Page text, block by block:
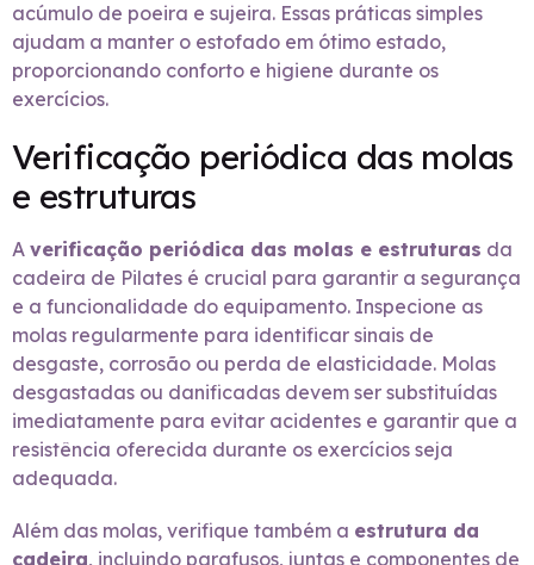
acúmulo de poeira e sujeira. Essas práticas simples
ajudam a manter o estofado em ótimo estado,
proporcionando conforto e higiene durante os
exercícios.
Verificação periódica das molas
e estruturas
A verificação periódica das molas e estruturas da
cadeira de Pilates é crucial para garantir a segurança
e a funcionalidade do equipamento. Inspecione as
molas regularmente para identificar sinais de
desgaste, corrosão ou perda de elasticidade. Molas
desgastadas ou danificadas devem ser substituídas
imediatamente para evitar acidentes e garantir que a
resistência oferecida durante os exercícios seja
adequada.
Além das molas, verifique também a estrutura da
cadeira, incluindo parafusos, juntas e componentes de